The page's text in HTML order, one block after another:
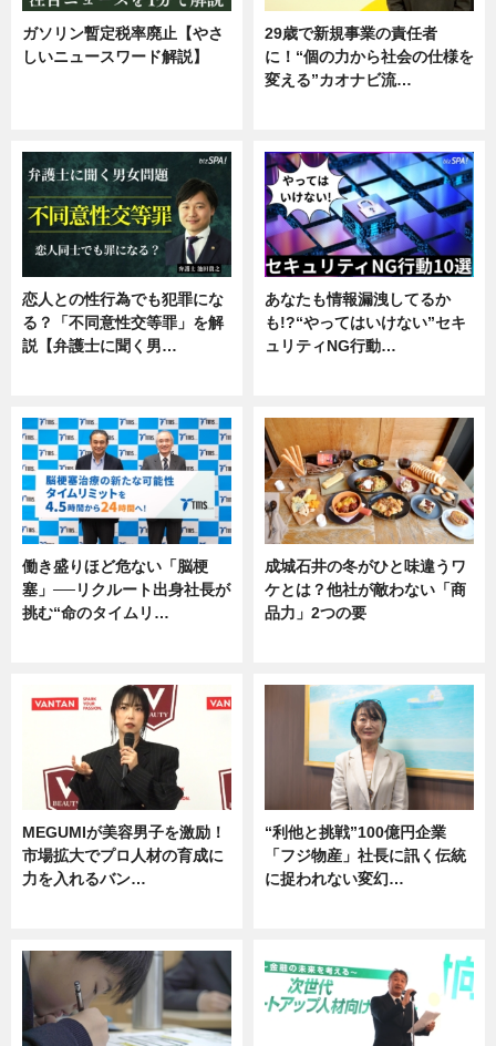
ガソリン暫定税率廃止【やさ
しいニュースワード解説】
29歳で新規事業の責任者
に！“個の力から社会の仕様を
変える”カオナビ流…
恋人との性行為でも犯罪にな
る？「不同意性交等罪」を解
説【弁護士に聞く男…
あなたも情報漏洩してるか
も!?“やってはいけない”セキ
ュリティNG行動…
働き盛りほど危ない「脳梗
塞」──リクルート出身社長が
挑む“命のタイムリ…
成城石井の冬がひと味違うワ
ケとは？他社が敵わない「商
品力」2つの要
MEGUMIが美容男子を激励！
市場拡大でプロ人材の育成に
力を入れるバン…
“利他と挑戦”100億円企業
「フジ物産」社長に訊く伝統
に捉われない変幻…